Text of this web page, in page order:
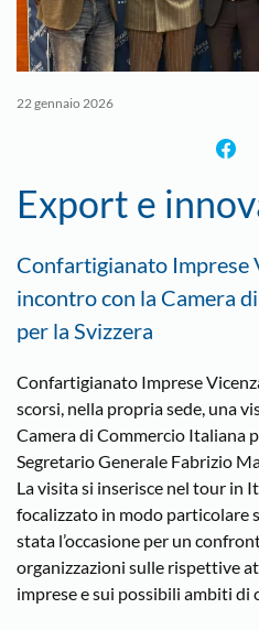
22 gennaio 2026
Export e
Confartigianato Imprese
incontro con la Camera
per la Svizzera
Confartigianato Imprese
scorsi, nella propria sede, una
Camera di Commercio Italiana
Segretario Generale Fabrizio
La visita si inserisce nel tour in
focalizzato in modo particolare
stata l’occasione per un
organizzazioni sulle rispettive
imprese e sui possibili ambiti di